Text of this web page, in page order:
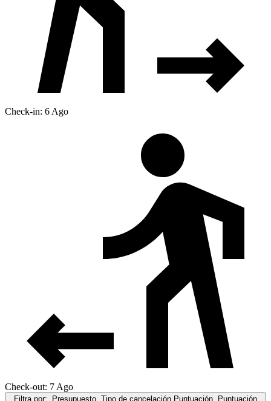
Check-in: 6 Ago
Check-out: 7 Ago
Filtra por: Presupuesto, Tipo de cancelación,Puntuación, Puntuación